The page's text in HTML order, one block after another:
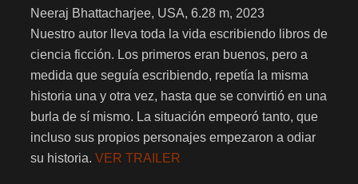
Neeraj Bhattacharjee, USA, 6.28 m, 2023
Nuestro autor lleva toda la vida escribiendo libros de
ciencia ficción. Los primeros eran buenos, pero a
medida que seguía escribiendo, repetía la misma
historia una y otra vez, hasta que se convirtió en una
burla de sí mismo. La situación empeoró tanto, que
incluso sus propios personajes empezaron a odiar
su historia. VER TRAILER